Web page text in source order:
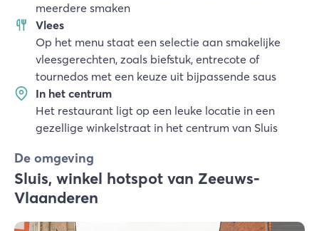
meerdere smaken
Vlees
Op het menu staat een selectie aan smakelijke
vleesgerechten, zoals biefstuk, entrecote of
tournedos met een keuze uit bijpassende saus
In het centrum
Het restaurant ligt op een leuke locatie in een
gezellige winkelstraat in het centrum van Sluis
De omgeving
Sluis, winkel hotspot van Zeeuws-
Vlaanderen